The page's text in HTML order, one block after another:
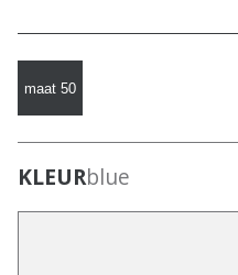
maat 50
KLEURblue